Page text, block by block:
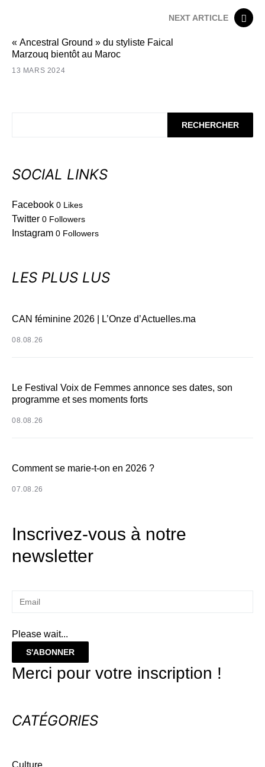
NEXT ARTICLE
« Ancestral Ground » du styliste Faical
Marzouq bientôt au Maroc
13 MARS 2024
RECHERCHER
SOCIAL LINKS
Facebook 0 Likes
Twitter 0 Followers
Instagram 0 Followers
LES PLUS LUS
CAN féminine 2026 | L’Onze d’Actuelles.ma
08.08.26
Le Festival Voix de Femmes annonce ses dates, son
programme et ses moments forts
08.08.26
Comment se marie-t-on en 2026 ?
07.08.26
Inscrivez-vous à notre
newsletter
Please wait...
S'ABONNER
Merci pour votre inscription !
CATÉGORIES
Culture